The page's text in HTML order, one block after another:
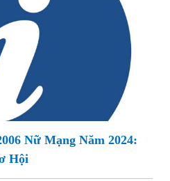
Nữ Mạng Năm 2024:
Hội